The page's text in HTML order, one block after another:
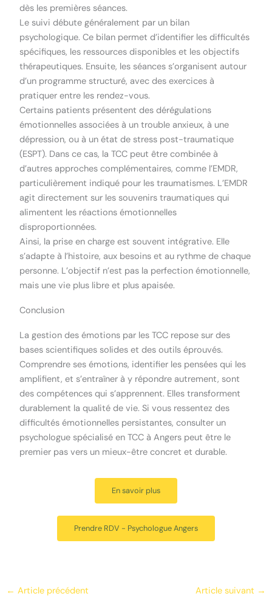
dès les premières séances.
Le suivi débute généralement par un bilan
psychologique. Ce bilan permet d’identifier les difficultés
spécifiques, les ressources disponibles et les objectifs
thérapeutiques. Ensuite, les séances s’organisent autour
d’un programme structuré, avec des exercices à
pratiquer entre les rendez-vous.
Certains patients présentent des dérégulations
émotionnelles associées à un trouble anxieux, à une
dépression, ou à un état de stress post-traumatique
(ESPT). Dans ce cas, la TCC peut être combinée à
d’autres approches complémentaires, comme l’EMDR,
particulièrement indiqué pour les traumatismes. L’EMDR
agit directement sur les souvenirs traumatiques qui
alimentent les réactions émotionnelles
disproportionnées.
Ainsi, la prise en charge est souvent intégrative. Elle
s’adapte à l’histoire, aux besoins et au rythme de chaque
personne. L’objectif n’est pas la perfection émotionnelle,
mais une vie plus libre et plus apaisée.
Conclusion
La gestion des émotions par les TCC repose sur des
bases scientifiques solides et des outils éprouvés.
Comprendre ses émotions, identifier les pensées qui les
amplifient, et s’entraîner à y répondre autrement, sont
des compétences qui s’apprennent. Elles transforment
durablement la qualité de vie. Si vous ressentez des
difficultés émotionnelles persistantes, consulter un
psychologue spécialisé en TCC à Angers peut être le
premier pas vers un mieux-être concret et durable.
En savoir plus
Prendre RDV - Psychologue Angers
← Article précédent Article suivant →